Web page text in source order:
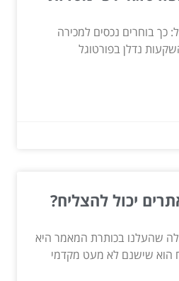
כך בוחרים נכסים למכירה
נדלן בפורטוגל
יכול להצליח?
שהעלנו בכותרת המאמר היא
הוא שישנם לא מעט מקדמי